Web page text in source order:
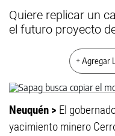
Quiere replicar un
el futuro proyecto
+ Agregar
Neuquén > El
yacimiento minero